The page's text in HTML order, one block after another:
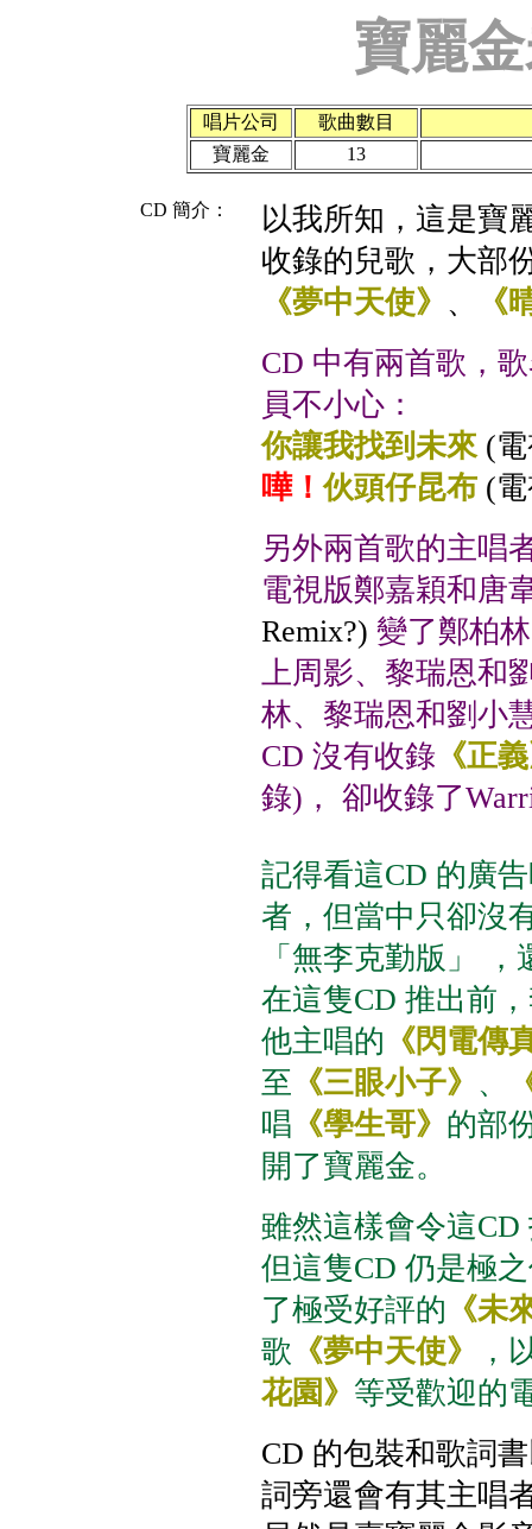
寶麗
唱片公司
歌曲數目
寶麗金
13
CD 簡介：
以我所知，這是寶
收錄的兒歌，大部
《夢中天使》 、
《
CD 中有兩首歌，
員不小心：
你讓我找到未來 (
嘩！伙頭仔昆布 (
另外兩首歌的主唱
電視版鄭嘉穎和唐
Remix?) 變了鄭柏
上周影、黎瑞恩和
林、黎瑞恩和劉小
CD 沒有收錄 《正
錄)， 卻收錄了
記得看這CD 的廣
者，但當中只卻沒
「無李克勤版」
在這隻CD 推出前
他主唱的 《閃電傳
至 《三眼小子》 、
唱 《學生哥》 的部
開了寶麗金。
雖然這樣會令這
但這隻CD 仍是極
了極受好評的 《未
歌 《夢中天使》
，
花園》 等受歡迎的
CD 的包裝和歌詞
詞旁還會有其主唱